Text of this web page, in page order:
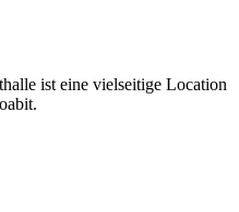
ist eine vielseitige Location